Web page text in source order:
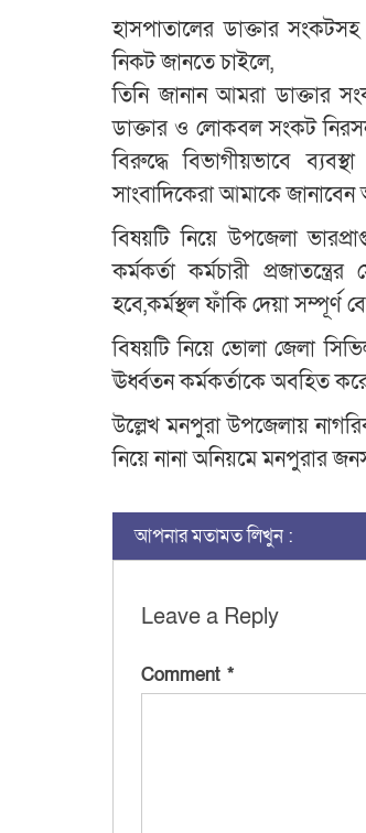
হাসপাতালের ডাক্তার সংকটসহ
নিকট জানতে চাইলে,
তিনি জানান আমরা ডাক্তার
ডাক্তার ও লোকবল সংকট
বিরুদ্ধে বিভাগীয়ভাবে
সাংবাদিকেরা আমাকে
বিষয়টি নিয়ে উপজেলা
কর্মকর্তা কর্মচারী
হবে,কর্মস্থল ফাঁকি দেয়া
বিষয়টি নিয়ে ভোলা জেলা
ঊর্ধ্বতন কর্মকর্তাকে অবহিত
উল্লেখ মনপুরা উপজেলায়
নিয়ে নানা অনিয়মে মনপুরার
আপনার মতামত লিখুন :
Leave a Reply
Comment *